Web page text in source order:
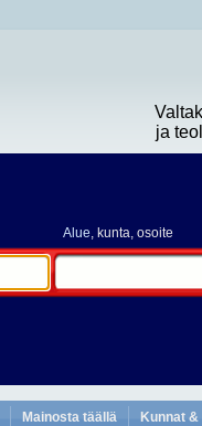
ja
Alue, kunta, osoite
Mainosta täällä Kunnat